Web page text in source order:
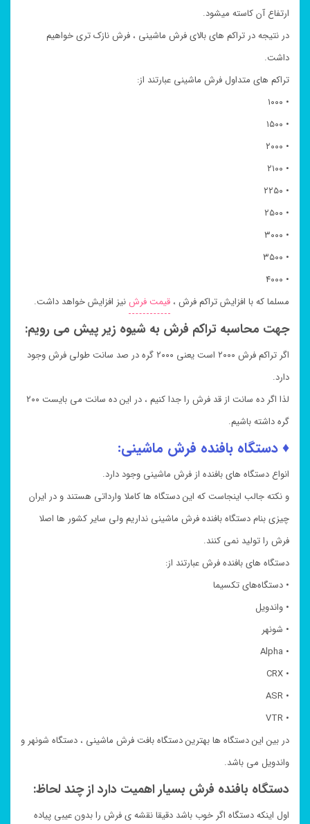
ارتفاع آن کاسته میشود.
در نتیجه در تراکم های بالای فرش ماشینی ، فرش نازک تری خواهیم
داشت.
تراکم های متداول فرش ماشینی عبارتند از:
• ۱۰۰۰
• ۱۵۰۰
• ۲۰۰۰
• ۲۱۰۰
• ۲۲۵۰
• ۲۵۰۰
• ۳۰۰۰
• ۳۵۰۰
• ۴۰۰۰
مسلما که با افزایش تراکم فرش ، قیمت فرشنیز افزایش خواهد داشت.
جهت محاسبه تراکم فرش به شیوه زیر پیش می رویم:
اگر تراکم فرش ۲۰۰۰ است یعنی ۲۰۰۰ گره در صد سانت طولی فرش وجود
دارد.
لذا اگر ده سانت از قد فرش را جدا کنیم ، در این ده سانت می بایست ۲۰۰
گره داشته باشیم.
♦ دستگاه بافنده فرش ماشینی:
انواع دستگاه های بافنده از فرش ماشینی وجود دارد.
و نکته جالب اینجاست که این دستگاه ها کاملا وارداتی هستند و در ایران
چیزی بنام دستگاه بافنده فرش ماشینی نداریم ولی سایر کشور ها اصلا
فرش را تولید نمی کنند.
دستگاه های بافنده فرش عبارتند از:
• دستگاه‌های تکسیما
• واندویل
• شونهر
• Alpha
• CRX
• ASR
• VTR
در بین این دستگاه ها بهترین دستگاه بافت فرش ماشینی ، دستگاه شونهر و
واندویل می باشد.
دستگاه بافنده فرش بسیار اهمیت دارد از چند لحاظ:
اول اینکه دستگاه اگر خوب باشد دقیقا نقشه ی فرش را بدون عیبی پیاده